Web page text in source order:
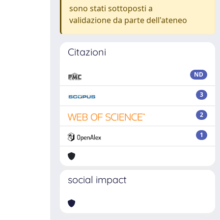
sono stati sottoposti a
validazione da parte dell'ateneo
Citazioni
ND
3
2
1
social impact